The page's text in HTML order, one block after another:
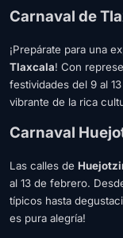
Carnaval de
¡Prepárate para una
Tlaxcala! Con
festividades del 9 al
vibrante de la rica
Carnaval
Las calles de
al 13 de febrero.
típicos hasta
es pura alegría!